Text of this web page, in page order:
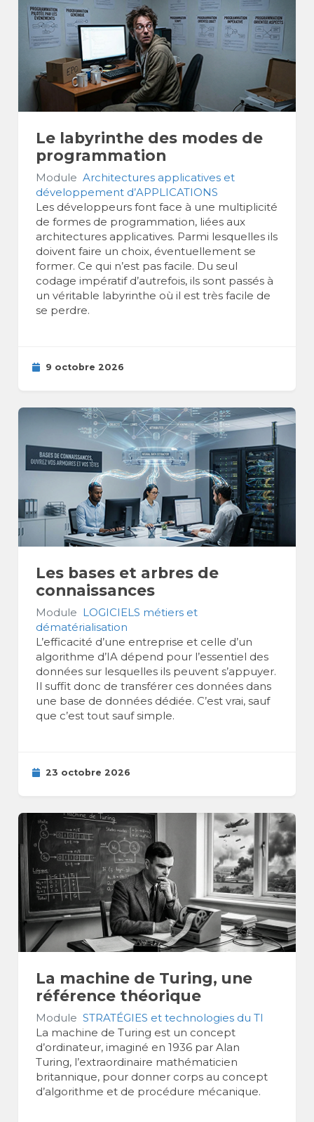
Le labyrinthe des modes de
programmation
Module Architectures applicatives et
développement d’APPLICATIONS
Les développeurs font face à une multiplicité
de formes de programmation, liées aux
architectures applicatives. Parmi lesquelles ils
doivent faire un choix, éventuellement se
former. Ce qui n’est pas facile. Du seul
codage impératif d’autrefois, ils sont passés à
un véritable labyrinthe où il est très facile de
se perdre.
9 octobre 2026
Les bases et arbres de
connaissances
Module LOGICIELS métiers et
dématérialisation
L’efficacité d’une entreprise et celle d’un
algorithme d’IA dépend pour l’essentiel des
données sur lesquelles ils peuvent s’appuyer.
Il suffit donc de transférer ces données dans
une base de données dédiée. C’est vrai, sauf
que c’est tout sauf simple.
23 octobre 2026
La machine de Turing, une
référence théorique
Module STRATÉGIES et technologies du TI
La machine de Turing est un concept
d’ordinateur, imaginé en 1936 par Alan
Turing, l’extraordinaire mathématicien
britannique, pour donner corps au concept
d’algorithme et de procédure mécanique.